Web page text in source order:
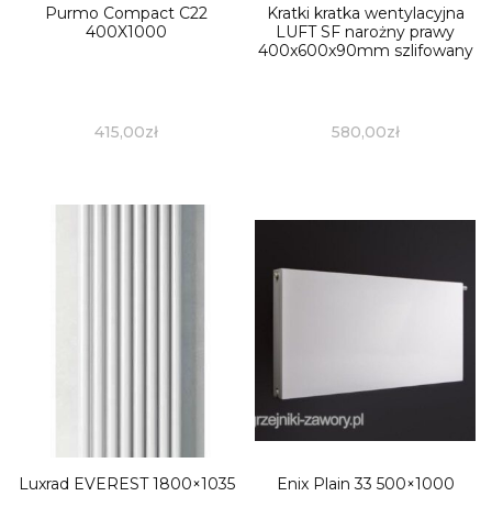
Purmo Compact C22
400X1000
415,00zł
Kratki kratka wentylacyjna
LUFT SF narożny prawy
400x600x90mm szlifowany
580,00zł
Luxrad EVEREST 1800×1035 Enix Plain 33 500×1000